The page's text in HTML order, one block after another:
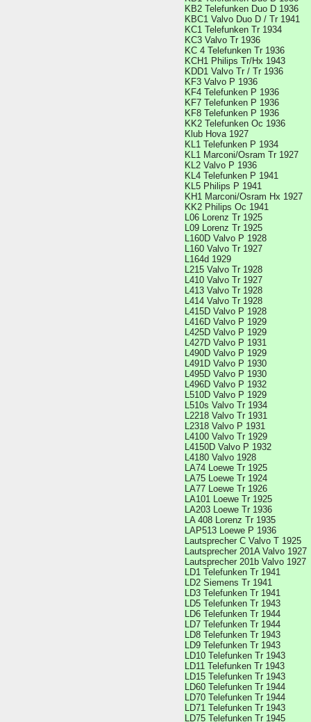
KB2 Telefunken Duo D 1936
KBC1 Valvo Duo D / Tr 1941
KC1 Telefunken Tr 1934
KC3 Valvo Tr 1936
KC 4 Telefunken Tr 1936
KCH1 Philips Tr/Hx 1943
KDD1 Valvo Tr / Tr 1936
KF3 Valvo P 1936
KF4 Telefunken P 1936
KF7 Telefunken P 1936
KF8 Telefunken P 1936
KK2 Telefunken Oc 1936
Klub Hova 1927
KL1 Telefunken P 1934
KL1 Marconi/Osram Tr 1927
KL2 Valvo P 1936
KL4 Telefunken P 1941
KL5 Philips P 1941
KH1 Marconi/Osram Hx 1927
KK2 Philips Oc 1941
L06 Lorenz Tr 1925
L09 Lorenz Tr 1925
L160D Valvo P 1928
L160 Valvo Tr 1927
L164d 1929
L215 Valvo Tr 1928
L410 Valvo Tr 1927
L413 Valvo Tr 1928
L414 Valvo Tr 1928
L415D Valvo P 1928
L416D Valvo P 1929
L425D Valvo P 1929
L427D Valvo P 1931
L490D Valvo P 1929
L491D Valvo P 1930
L495D Valvo P 1930
L496D Valvo P 1932
L510D Valvo P 1929
L510s Valvo Tr 1934
L2218 Valvo Tr 1931
L2318 Valvo P 1931
L4100 Valvo Tr 1929
L4150D Valvo P 1932
L4180 Valvo 1928
LA74 Loewe Tr 1925
LA75 Loewe Tr 1924
LA77 Loewe Tr 1926
LA101 Loewe Tr 1925
LA203 Loewe Tr 1936
LA 408 Lorenz Tr 1935
LAP513 Loewe P 1936
Lautsprecher C Valvo T 1925
Lautsprecher 201A Valvo 1927
Lautsprecher 201b Valvo 1927
LD1 Telefunken Tr 1941
LD2 Siemens Tr 1941
LD3 Telefunken Tr 1941
LD5 Telefunken Tr 1943
LD6 Telefunken Tr 1944
LD7 Telefunken Tr 1944
LD8 Telefunken Tr 1943
LD9 Telefunken Tr 1943
LD10 Telefunken Tr 1943
LD11 Telefunken Tr 1943
LD15 Telefunken Tr 1943
LD60 Telefunken Tr 1944
LD70 Telefunken Tr 1944
LD71 Telefunken Tr 1943
LD75 Telefunken Tr 1945